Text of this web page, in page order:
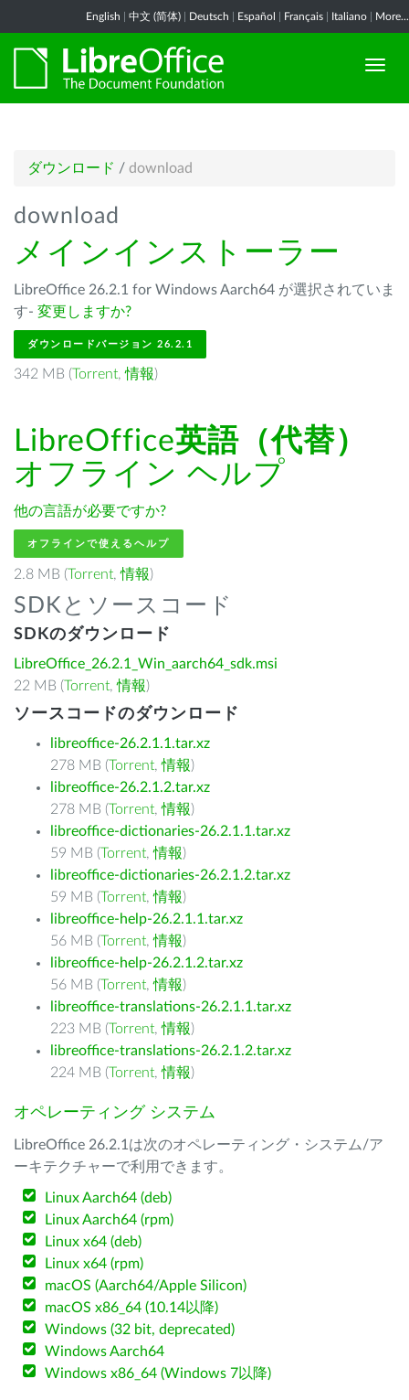
English 中文 (简体) Deutsch Español Français Italiano More...
ダウンロード / download
download
メインインストーラー
LibreOffice 26.2.1 for Windows Aarch64 が選択されていま
す- 変更しますか?
ダウンロードバージョン 26.2.1
342 MB (Torrent,情報)
LibreOffice英語（代替）
オフライン ヘルプ
他の言語が必要ですか?
オフラインで使えるヘルプ
2.8 MB (Torrent,情報)
SDKとソースコード
SDKのダウンロード
LibreOffice_26.2.1_Win_aarch64_sdk.msi
22 MB (Torrent,情報)
ソースコードのダウンロード
libreoffice-26.2.1.1.tar.xz
278 MB (Torrent,情報)
libreoffice-26.2.1.2.tar.xz
278 MB (Torrent,情報)
libreoffice-dictionaries-26.2.1.1.tar.xz
59 MB (Torrent,情報)
libreoffice-dictionaries-26.2.1.2.tar.xz
59 MB (Torrent,情報)
libreoffice-help-26.2.1.1.tar.xz
56 MB (Torrent,情報)
libreoffice-help-26.2.1.2.tar.xz
56 MB (Torrent,情報)
libreoffice-translations-26.2.1.1.tar.xz
223 MB (Torrent,情報)
libreoffice-translations-26.2.1.2.tar.xz
224 MB (Torrent,情報)
オペレーティング システム
LibreOffice 26.2.1は次のオペレーティング・システム/ア
ーキテクチャーで利用できます。
Linux Aarch64 (deb)
Linux Aarch64 (rpm)
Linux x64 (deb)
Linux x64 (rpm)
macOS (Aarch64/Apple Silicon)
macOS x86_64 (10.14以降)
Windows (32 bit, deprecated)
Windows Aarch64
Windows x86_64 (Windows 7以降)